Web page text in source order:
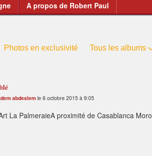
A propos de Robert Paul
Photos en exclusivité Tous les albums
abdeslemle 6 octobre 2015 à 9:05
La PalmeraieA proximité de Casablanca